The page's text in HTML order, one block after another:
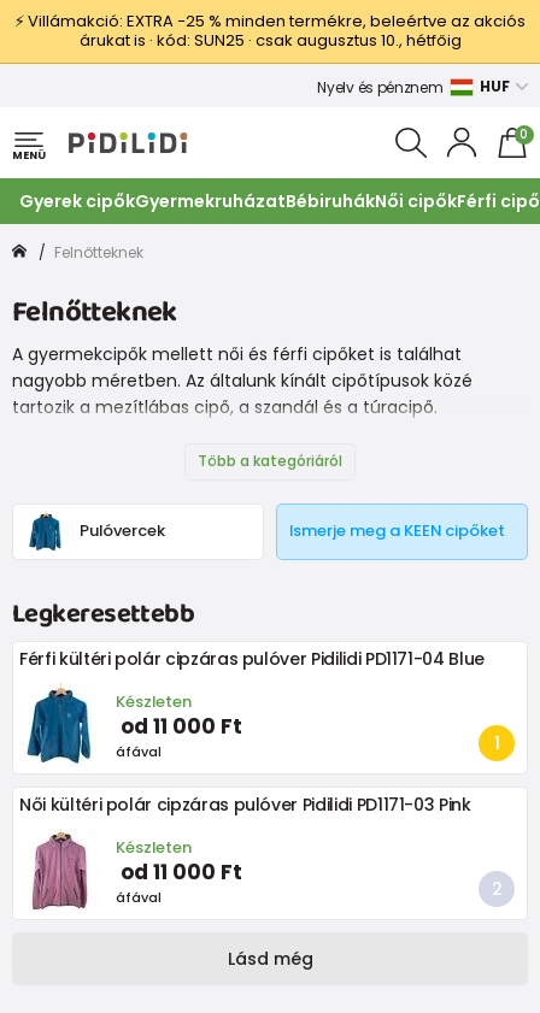
⚡ Villámakció: EXTRA −25 % minden termékre, beleértve az akciós
árukat is · kód: SUN25 · csak augusztus 10., hétfőig
Nyelv és pénznem HUF
MENÜ
0
Gyerek cipőkGyermekruházatBébiruhákNői cipőkFérfi
Felnőtteknek
Felnőtteknek
A gyermekcipők mellett női és férfi cipőket is találhat
nagyobb méretben. Az általunk kínált cipőtípusok közé
tartozik a mezítlábas cipő, a szandál és a túracipő.
Több a kategóriáról
Pulóvercek Ismerje meg a KEEN cipőket
Legkeresettebb
Férfi kültéri polár cipzáras pulóver Pidilidi PD1171-04 Blue
Készleten
od 11 000 Ft
áfával
Női kültéri polár cipzáras pulóver Pidilidi PD1171-03 Pink
Készleten
od 11 000 Ft
áfával
Lásd még